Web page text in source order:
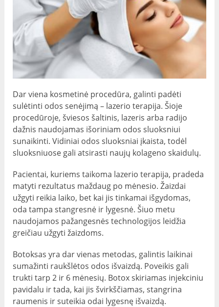
Dar viena kosmetinė procedūra, galinti padėti
sulėtinti odos senėjimą – lazerio terapija. Šioje
procedūroje, šviesos šaltinis, lazeris arba radijo
dažnis naudojamas išoriniam odos sluoksniui
sunaikinti. Vidiniai odos sluoksniai įkaista, todėl
sluoksniuose gali atsirasti naujų kolageno skaidulų.
Pacientai, kuriems taikoma lazerio terapija, pradeda
matyti rezultatus maždaug po mėnesio. Žaizdai
užgyti reikia laiko, bet kai jis tinkamai išgydomas,
oda tampa stangresnė ir lygesnė. Šiuo metu
naudojamos pažangesnės technologijos leidžia
greičiau užgyti žaizdoms.
Botoksas yra dar vienas metodas, galintis laikinai
sumažinti raukšlėtos odos išvaizdą. Poveikis gali
trukti tarp 2 ir 6 mėnesių. Botox skiriamas injekciniu
pavidalu ir tada, kai jis švirkščiamas, stangrina
raumenis ir suteikia odai lygesnę išvaizdą.